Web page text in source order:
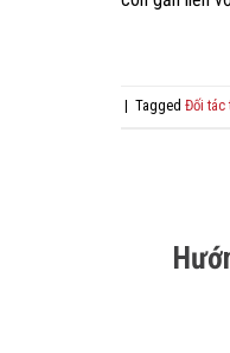
| Tagged Đối tác